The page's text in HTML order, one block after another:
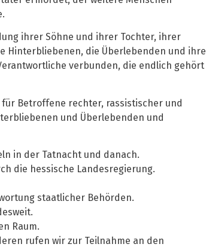
ihrer Söhne und ihrer Tochter, ihrer
Hinterbliebenen, die Überlebenden und ihre
verbunden, die endlich gehört
für Betroffene rechter, rassistischer und
und Überlebenden und
in der Tatnacht und danach.
die hessische Landesregierung.
staatlicher Behörden.
Raum.
rufen wir zur Teilnahme an den